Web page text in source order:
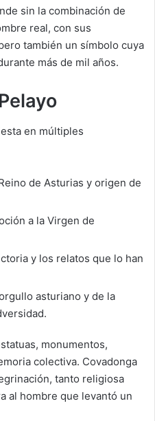
sin la combinación de
real, con sus
también un símbolo cuya
más de mil años.
en múltiples
de Asturias y origen de
a la Virgen de
y los relatos que lo han
asturiano y de la
monumentos,
colectiva. Covadonga
tanto religiosa
al hombre que levantó un